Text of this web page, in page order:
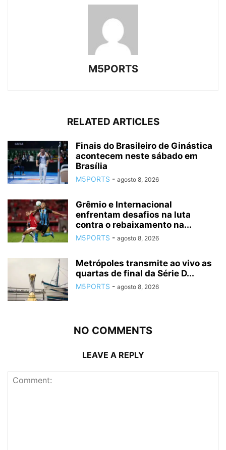
M5PORTS
RELATED ARTICLES
Finais do Brasileiro de Ginástica
acontecem neste sábado em
Brasília
M5PORTS - agosto 8, 2026
Grêmio e Internacional
enfrentam desafios na luta
contra o rebaixamento na...
M5PORTS - agosto 8, 2026
Metrópoles transmite ao vivo as
quartas de final da Série D...
M5PORTS - agosto 8, 2026
NO COMMENTS
LEAVE A REPLY